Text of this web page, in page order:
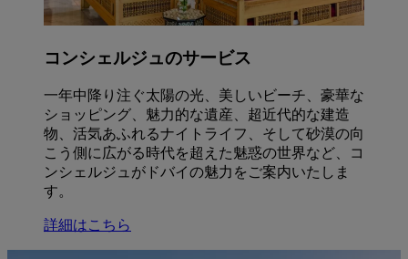
コンシェルジュのサービス
一年中降り注ぐ太陽の光、美しいビーチ、豪華な
ショッピング、魅力的な遺産、超近代的な建造
物、活気あふれるナイトライフ、そして砂漠の向
こう側に広がる時代を超えた魅惑の世界など、コ
ンシェルジュがドバイの魅力をご案内いたしま
す。
詳細はこちら